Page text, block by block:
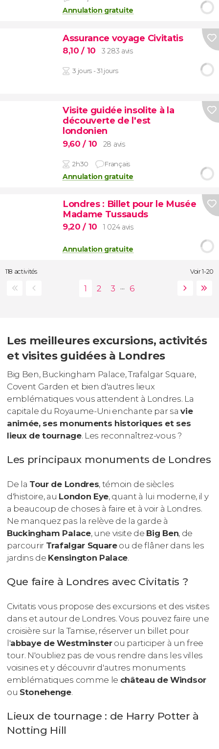
Annulation gratuite
Assurance voyage Civitatis
8,10/ 10 3 283 avis
3 jours - 31 jours
Visite guidée insolite à la
découverte de l'est
londonien
9,60/ 10 28 avis
2h30 Français
Annulation gratuite
Londres : Billet pour le Musée
Madame Tussauds
9,20/ 10 1 024 avis
Annulation gratuite
118 activités Voir 1-20
...
Les meilleures excursions, activités
et visites guidées à Londres
Big Ben, Buckingham Palace, Trafalgar Square,
Covent Garden et bien d'autres lieux
emblématiques vous attendent à Londres. La
capitale du Royaume-Uni enchante par savie
animée, ses monuments historiques et ses
lieux de tournage. Les reconnaîtrez-vous ?
Les principaux monuments de Londres
De la Tour de Londres, témoin de siècles
d'histoire, au London Eye, quant à lui moderne, il y
a beaucoup de choses à faire et à voir à Londres.
Ne manquez pas la relève de la garde à
Buckingham Palace, une visite de Big Ben, de
parcourir Trafalgar Squareou de flâner dans les
jardins de Kensington Palace.
Que faire à Londres avec Civitatis ?
Civitatis vous propose des excursions et des visites
dans et autour de Londres. Vous pouvez faire une
croisière sur la Tamise, réserver un billet pour
l'abbaye de Westminsterou participer à un free
tour. N'oubliez pas de vous rendre dans les villes
voisines et y découvrir d'autres monuments
emblématiques comme le château de Windsor
ou Stonehenge.
Lieux de tournage : de Harry Potter à
Notting Hill